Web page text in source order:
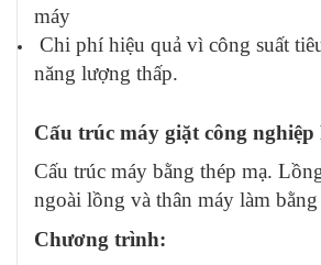
máy
Chi phí hiệu quả vì công suất
năng lượng thấp.
Cấu trúc máy giặt công nghiệp
Cấu trúc máy bằng thép mạ.
ngoài lồng và thân máy làm
Chương trình: